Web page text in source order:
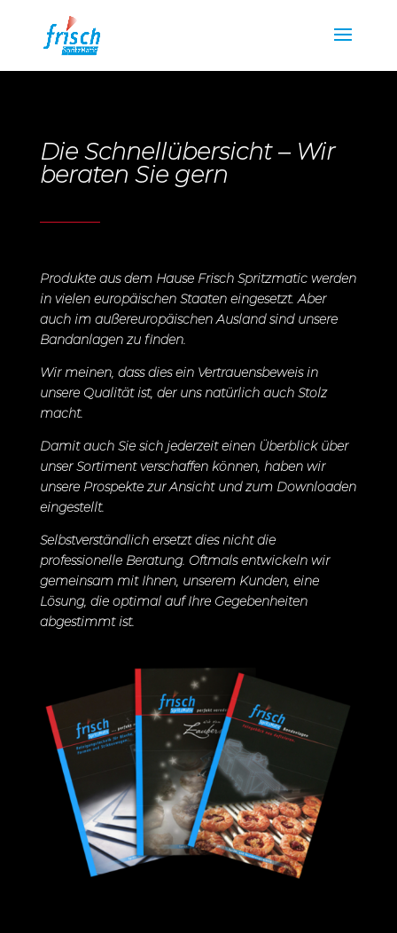
Die Schnellübersicht – Wir
beraten Sie gern
Produkte aus dem Hause Frisch Spritzmatic werden
in vielen europäischen Staaten eingesetzt. Aber
auch im außereuropäischen Ausland sind unsere
Bandanlagen zu finden.
Wir meinen, dass dies ein Vertrauensbeweis in
unsere Qualität ist, der uns natürlich auch Stolz
macht.
Damit auch Sie sich jederzeit einen Überblick über
unser Sortiment verschaffen können, haben wir
unsere Prospekte zur Ansicht und zum Downloaden
eingestellt.
Selbstverständlich ersetzt dies nicht die
professionelle Beratung. Oftmals entwickeln wir
gemeinsam mit Ihnen, unserem Kunden, eine
Lösung, die optimal auf Ihre Gegebenheiten
abgestimmt ist.